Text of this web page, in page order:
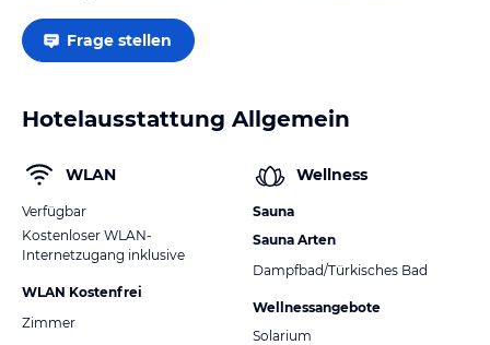
Frage stellen
Hotelausstattung Allgemein
WLAN
Verfügbar
Kostenloser WLAN-
Internetzugang inklusive
WLAN Kostenfrei
Zimmer
Wellness
Sauna
Sauna Arten
Dampfbad/Türkisches Bad
Wellnessangebote
Solarium